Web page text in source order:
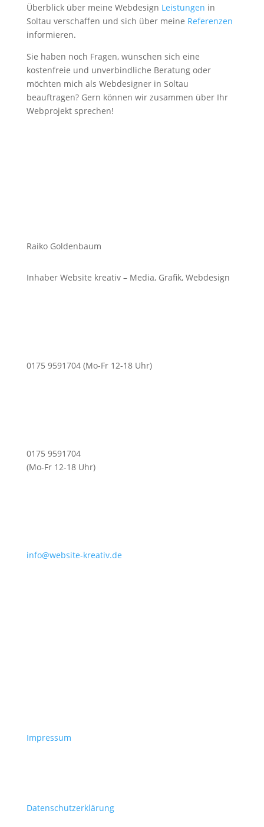
Überblick über meine Webdesign Leistungen in
Soltau verschaffen und sich über meine Referenzen
informieren.
Sie haben noch Fragen, wünschen sich eine
kostenfreie und unverbindliche Beratung oder
möchten mich als Webdesigner in Soltau
beauftragen? Gern können wir zusammen über Ihr
Webprojekt sprechen!
Raiko Goldenbaum
Inhaber Website kreativ – Media, Grafik, Webdesign
0175 9591704 (Mo-Fr 12-18 Uhr)
0175 9591704
(Mo-Fr 12-18 Uhr)
info@website-kreativ.de
Impressum
Datenschutzerklärung